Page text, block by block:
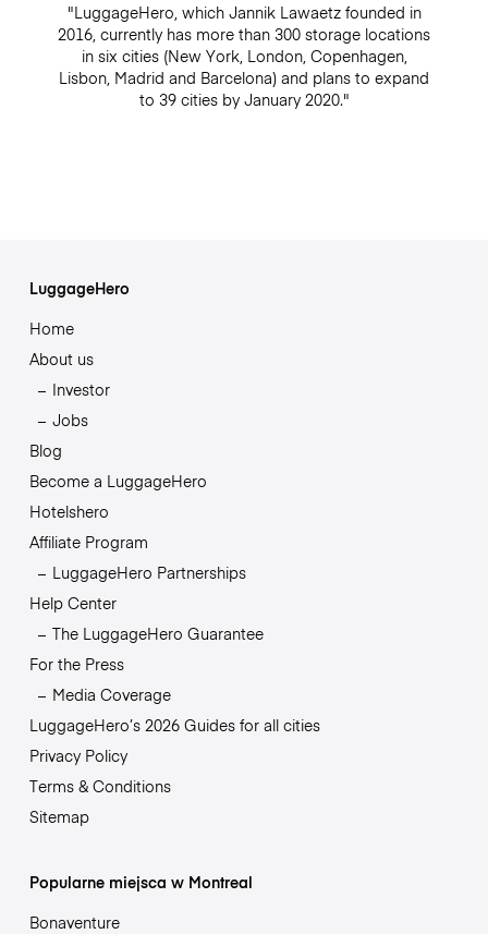
"LuggageHero, which Jannik Lawaetz founded in
2016, currently has more than 300 storage locations
in six cities (New York, London, Copenhagen,
Lisbon, Madrid and Barcelona) and plans to expand
to 39 cities by January 2020."
LuggageHero
Home
About us
Investor
Jobs
Blog
Become a LuggageHero
Hotelshero
Affiliate Program
LuggageHero Partnerships
Help Center
The LuggageHero Guarantee
For the Press
Media Coverage
LuggageHero’s 2026 Guides for all cities
Privacy Policy
Terms & Conditions
Sitemap
Popularne miejsca w Montreal
Bonaventure